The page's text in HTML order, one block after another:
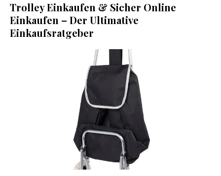
Trolley Einkaufen & Sicher Online
Einkaufen – Der Ultimative
Einkaufsratgeber